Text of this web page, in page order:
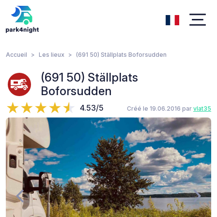
Accueil Les lieux (691 50) Ställplats Boforsudden
(691 50) Ställplats
Boforsudden
4.53/5 Créé le 19.06.2016 par vlat35